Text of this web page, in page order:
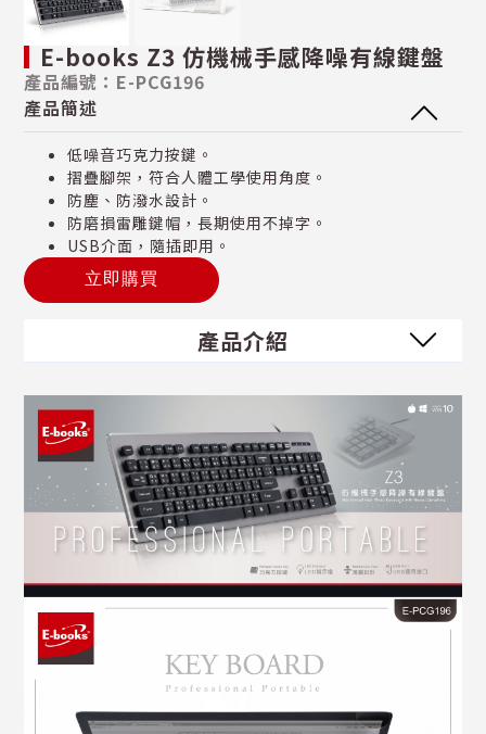
E-books Z3 仿機械手感降噪有線鍵盤
產品編號：E-PCG196
產品簡述
低噪音巧克力按鍵。
摺疊腳架，符合人體工學使用角度。
防塵、防潑水設計。
防磨損雷雕鍵帽，長期使用不掉字。
USB介面，隨插即用。
立即購買
產品介紹